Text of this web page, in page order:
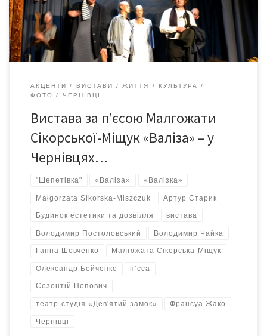
Голокост, вберегли п’єсу від надмірного пафосу та смутку.
Історію Франсуа Жако розказує таємничий Оповідач, який […]
АКЦЕНТИ ВИСТАВИ ЖИТТЯ
КУЛЬТУРА
ФОТО
ЧЕРНІВЦІ
Вистава за п’єсою Малгожати
Сікорської-Міщук «Валіза» – у
Чернівцях…
"Шепетівка" «Валіза» «Валізка»
Małgorzata Sikorska-Miszczuk Артур Старик
Будинок естетики та дозвілля вистава
Володимир Постоловський Володимир Чайка
Ганна Шевченко Малгожата Сікорська-Міщук
Олександр Бойченко п’єса
Сезонтій Попович
театр-студія «Дев'ятий замок» Франсуа Жако
Чернівці